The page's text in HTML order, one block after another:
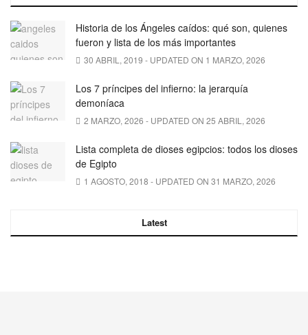
Historia de los Ángeles caídos: qué son, quienes
fueron y lista de los más importantes
30 ABRIL, 2019 - UPDATED ON 1 MARZO, 2026
Los 7 príncipes del infierno: la jerarquía
demoníaca
2 MARZO, 2026 - UPDATED ON 25 ABRIL, 2026
Lista completa de dioses egipcios: todos los dioses
de Egipto
1 AGOSTO, 2018 - UPDATED ON 31 MARZO, 2026
Latest